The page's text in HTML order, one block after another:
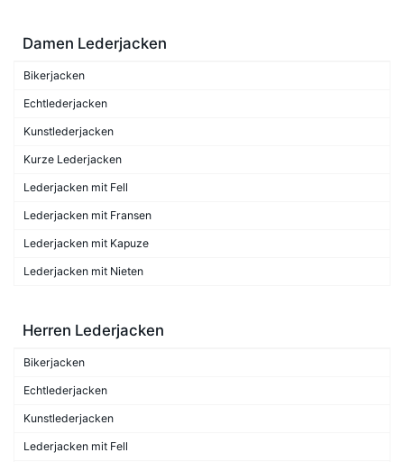
Damen Lederjacken
Bikerjacken
Echtlederjacken
Kunstlederjacken
Kurze Lederjacken
Lederjacken mit Fell
Lederjacken mit Fransen
Lederjacken mit Kapuze
Lederjacken mit Nieten
Herren Lederjacken
Bikerjacken
Echtlederjacken
Kunstlederjacken
Lederjacken mit Fell